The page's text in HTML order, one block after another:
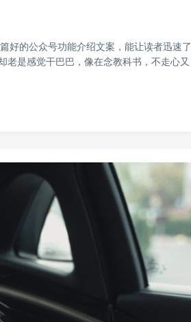
好的公众号功能介绍文案，能让读者迅速了
老是感觉干巴巴，像在念教科书，不走心又